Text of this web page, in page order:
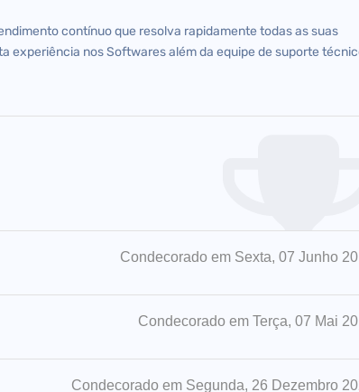
contínuo que resolva rapidamente todas as suas
experiência nos Softwares além da equipe de suporte
Condecorado em Sexta, 07 Junho
Condecorado em Terça, 07 Mai
Condecorado em Segunda, 26 Dezembro